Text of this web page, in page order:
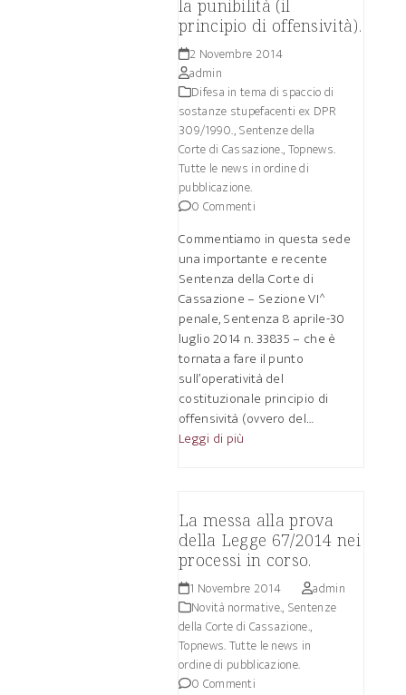
la punibilità (il
principio di offensività).
2 Novembre 2014
admin
Difesa in tema di spaccio di
sostanze stupefacenti ex DPR
309/1990.,Sentenze della
Corte di Cassazione.,Topnews.
Tutte le news in ordine di
pubblicazione.
0 Commenti
Commentiamo in questa sede
una importante e recente
Sentenza della Corte di
Cassazione – Sezione VI^
penale, Sentenza 8 aprile-30
luglio 2014 n. 33835 – che è
tornata a fare il punto
sull’operatività del
costituzionale principio di
offensività (ovvero del…
Leggi di più
La messa alla prova
della Legge 67/2014 nei
processi in corso.
1 Novembre 2014
admin
Novità normative., Sentenze
della Corte di Cassazione.,
Topnews. Tutte le news in
ordine di pubblicazione.
0 Commenti